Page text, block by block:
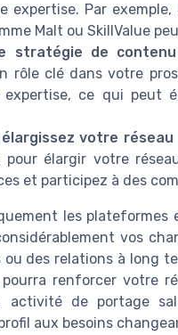
expertise. Par
Malt ou SkillValue
stratégie de
rôle clé dans votre
expertise, ce qui peut
votre réseau
pour élargir votre
et participez à des
les plateformes
vos
des relations à long
pourra renforcer votre
activité de portage
aux besoins